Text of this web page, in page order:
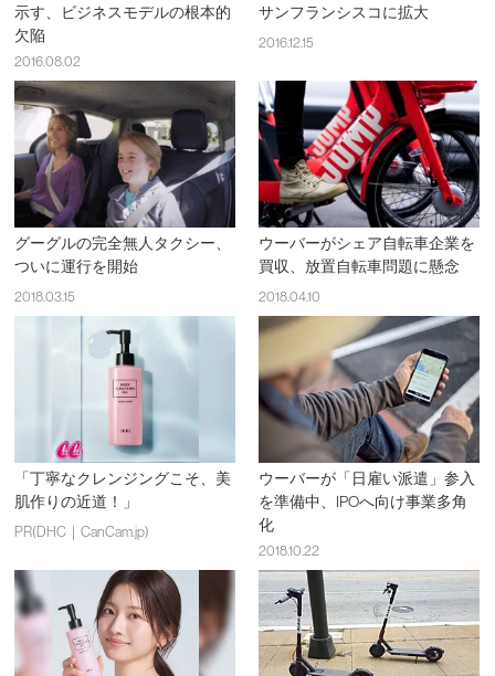
示す、ビジネスモデルの根本的
欠陥
2016.08.02
サンフランシスコに拡大
2016.12.15
グーグルの完全無人タクシー、
ついに運行を開始
2018.03.15
ウーバーがシェア自転車企業を
買収、放置自転車問題に懸念
2018.04.10
「丁寧なクレンジングこそ、美
肌作りの近道！」
PR(DHC｜CanCam.jp)
ウーバーが「日雇い派遣」参入
を準備中、IPOへ向け事業多角
化
2018.10.22